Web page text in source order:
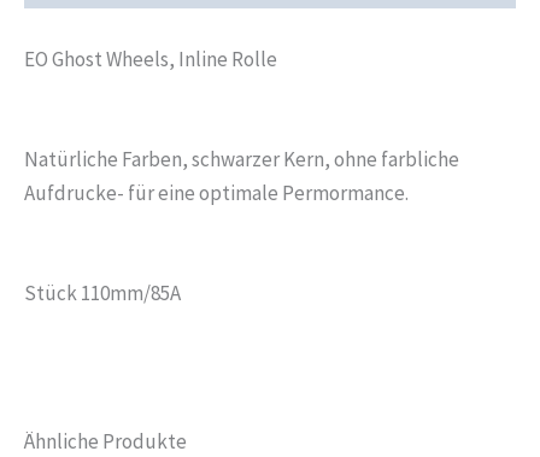
EO Ghost Wheels, Inline Rolle
Natürliche Farben, schwarzer Kern, ohne farbliche
Aufdrucke- für eine optimale Permormance.
Stück 110mm/85A
Ähnliche Produkte